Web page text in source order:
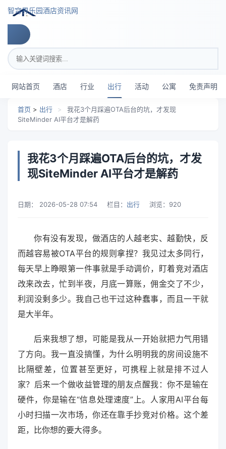
智穹界乐园酒店资讯网
搜索关键词
网站首页 酒店 行业 出行 活动 公寓 免责声明
首页 > 出行 >
我花3个月踩遍OTA后台的坑，才发现
SiteMinder AI平台才是解药
我花3个月踩遍OTA后台的坑，才发
现SiteMinder AI平台才是解药
日期： 2026-05-28 07:54 栏目： 出行 浏览： 920
你有没有发现，做酒店的人越老实、越勤快，反
而越容易被OTA平台的规则拿捏？我见过太多同行，
每天早上睁眼第一件事就是手动调价，盯着竞对酒店
改来改去，忙到半夜，月底一算账，佣金交了不少，
利润没剩多少。我自己也干过这种蠢事，而且一干就
是大半年。
后来我想了想，可能是我从一开始就把力气用错
了方向。我一直没搞懂，为什么明明我的房间设施不
比隔壁差，位置甚至更好，可携程上就是排不过人
家？后来一个做收益管理的朋友点醒我：你不是输在
硬件，你是输在“信息处理速度”上。人家用AI平台每
小时扫描一次市场，你还在靠手抄竞对价格。这个差
距，比你想的要大得多。